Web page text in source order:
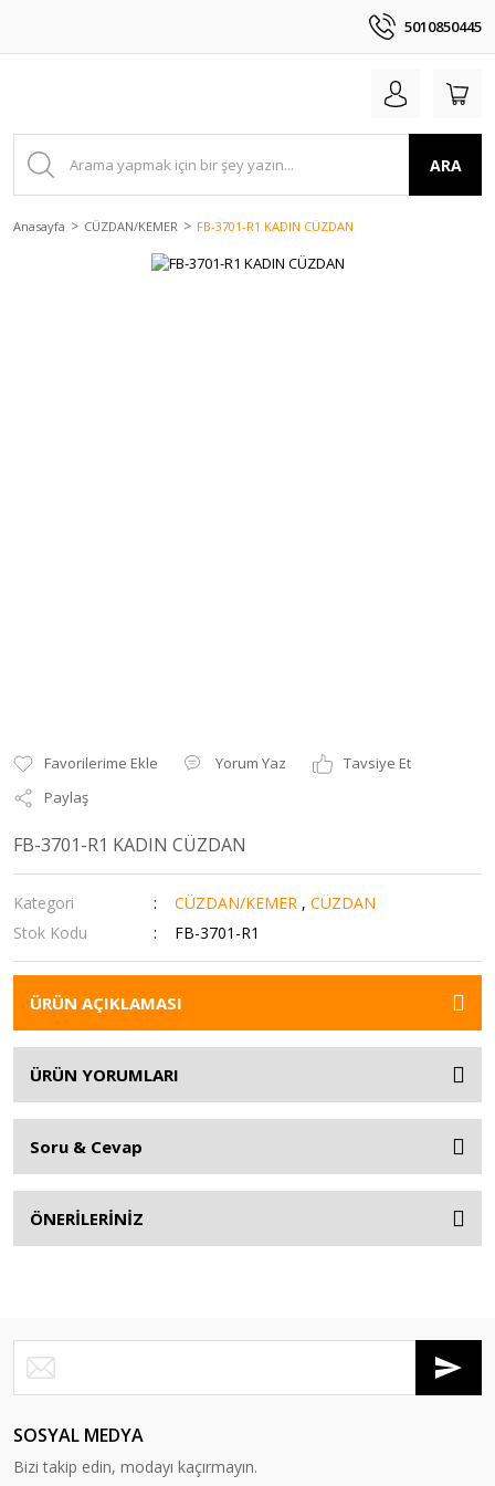
5010850445
ARA
Anasayfa CÜZDAN/KEMER FB-3701-R1 KADIN CÜZDAN
Yorum Yaz
Tavsiye Et
Paylaş
FB-3701-R1 KADIN CÜZDAN
Kategori CÜZDAN/KEMER ,CÜZDAN
Stok Kodu
FB-3701-R1
ÜRÜN AÇIKLAMASI
ÜRÜN YORUMLARI
Soru & Cevap
ÖNERİLERİNİZ
SOSYAL MEDYA
Bizi takip edin, modayı kaçırmayın.